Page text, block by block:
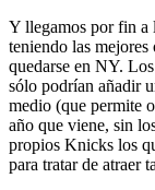
Y llegamos por fin a
teniendo las mejores
quedarse en NY.
sólo podrían añadir
medio (que permite
año que viene, sin
propios Knicks los
para tratar de atraer